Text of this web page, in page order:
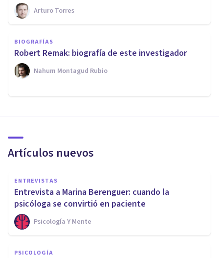
Arturo Torres
BIOGRAFÍAS
Robert Remak: biografía de este investigador
Nahum Montagud Rubio
Artículos nuevos
ENTREVISTAS
Entrevista a Marina Berenguer: cuando la
psicóloga se convirtió en paciente
Psicología Y Mente
PSICOLOGÍA